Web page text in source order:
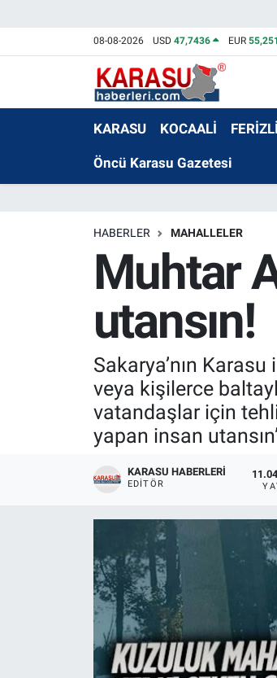
08-08-2026 USD47,7436 EUR
KARASU KOCAALİ FERİZLİ
Öncü Karasu Gazetesi
HABERLER MAHALLELER
Muhtar
utansın!
Sakarya’nın
veya kişilerce
vatandaşlar için
yapan insan
KARASU HABERLERI
EDITÖR